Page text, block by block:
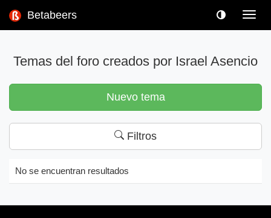
Betabeers
Temas del foro creados por Israel Asencio
Nuevo tema
Filtros
No se encuentran resultados